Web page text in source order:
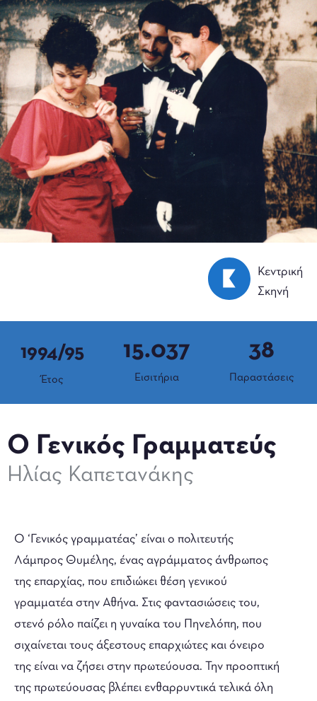
Κεντρική
Σκηνή
1994/95
Έτος Εισιτήρια
15.037
Παραστάσεις
38
Ο Γενικός Γραμματεύς
Ηλίας Καπετανάκης
Ο ‘Γενικός γραμματέας’ είναι ο πολιτευτής
Λάμπρος Θυμέλης, ένας αγράμματος άνθρωπος
της επαρχίας, που επιδιώκει θέση γενικού
γραμματέα στην Αθήνα. Στις φαντασιώσεις του,
στενό ρόλο παίζει η γυναίκα του Πηνελόπη, που
σιχαίνεται τους άξεστους επαρχιώτες και όνειρο
της είναι να ζήσει στην πρωτεύουσα. Την προοπτική
της πρωτεύουσας βλέπει ενθαρρυντικά τελικά όλη